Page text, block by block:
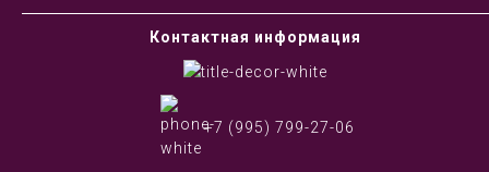
Контактная информация
+7 (995) 799-27-06